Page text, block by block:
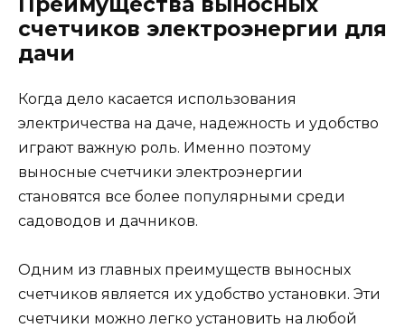
счетчиков электроэнергии для
дачи
Когда дело касается использования
электричества на даче, надежность и удобство
играют важную роль. Именно поэтому
выносные счетчики электроэнергии
становятся все более популярными среди
садоводов и дачников.
Одним из главных преимуществ выносных
счетчиков является их удобство установки. Эти
счетчики можно легко установить на любой